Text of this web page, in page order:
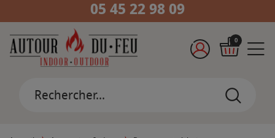
05 45 22 98 09
0